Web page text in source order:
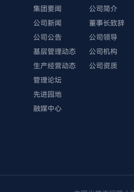
集团要闻
公司新闻
公司公告
基层管理动态
生产经营动态
管理论坛
先进园地
融媒中心
公司简介
董事长致辞
公司领导
公司机构
公司资质